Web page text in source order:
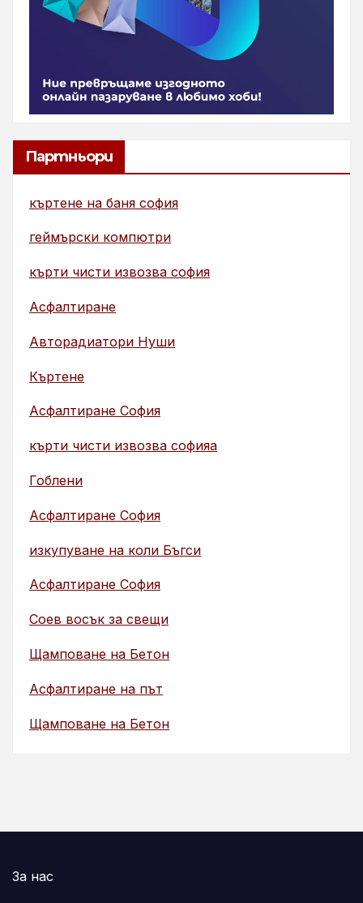
Партньори
къртене на баня софия
геймърски компютри
кърти чисти извозва софия
Асфалтиране
Авторадиатори Нуши
Къртене
Асфалтиране София
кърти чисти извозва софияа
Гоблени
Асфалтиране София
изкупуване на коли Бъгси
Асфалтиране София
Соев восък за свещи
Щамповане на Бетон
Асфалтиране на път
Щамповане на Бетон
За нас